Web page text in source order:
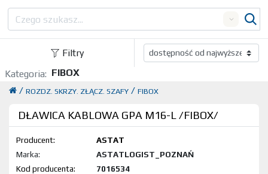
Filtry
Kategoria: FIBOX
FIBOX
/
ROZDZ. SKRZY. ZŁĄCZ. SZAFY
/
DŁAWICA KABLOWA GPA M16-L /FIBOX/
Producent:
ASTAT
Marka:
ASTATLOGIST_POZNAŃ
Kod produktu:
7016534